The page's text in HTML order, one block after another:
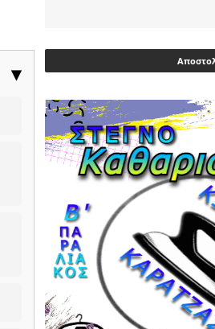
▶
ΠΑΣΟΚ διεκδικεί
πρότασης εξουσίας
Ακρίβεια: Με λίστα
επιλογές οι αγορές
03/05/2026 | 07:59
Υεμένη: Σομαλοί
πετρελαιοφόρο
03/05/2026 | 06:40
Αντιδρά μετά από 17
ο Γιώργος
επισκέφτηκε ο
02/05/2026 | 20:54